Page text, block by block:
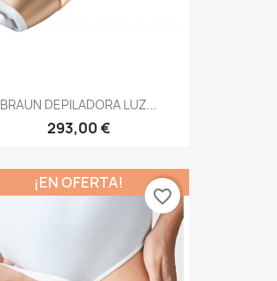
BRAUN DEPILADORA LUZ...
293,00 €
¡EN OFERTA!
favorite_border